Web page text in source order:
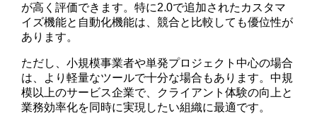
が高く評価できます。特に2.0で追加されたカスタマ
イズ機能と自動化機能は、競合と比較しても優位性が
あります。
ただし、小規模事業者や単発プロジェクト中心の場合
は、より軽量なツールで十分な場合もあります。中規
模以上のサービス企業で、クライアント体験の向上と
業務効率化を同時に実現したい組織に最適です。